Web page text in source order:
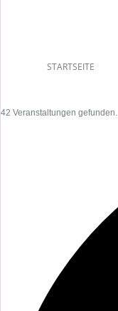
STARTSEITE
42 Veranstaltungen gefunden.